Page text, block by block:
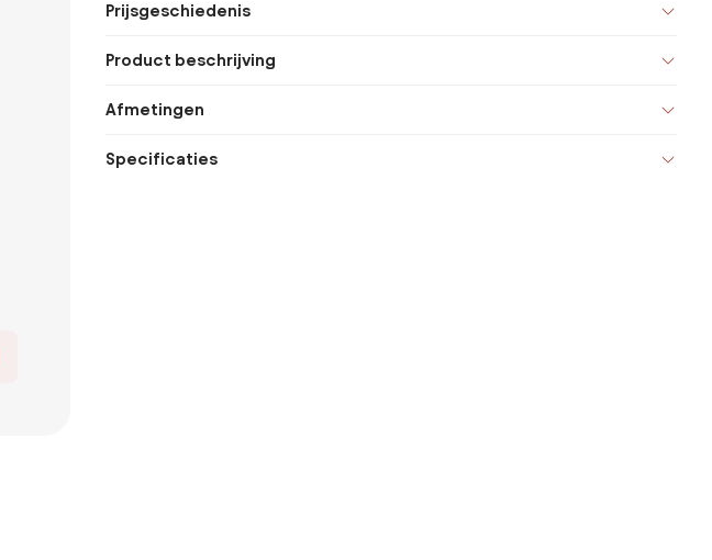
Prijsgeschiedenis
Product beschrijving
Afmetingen
Specificaties